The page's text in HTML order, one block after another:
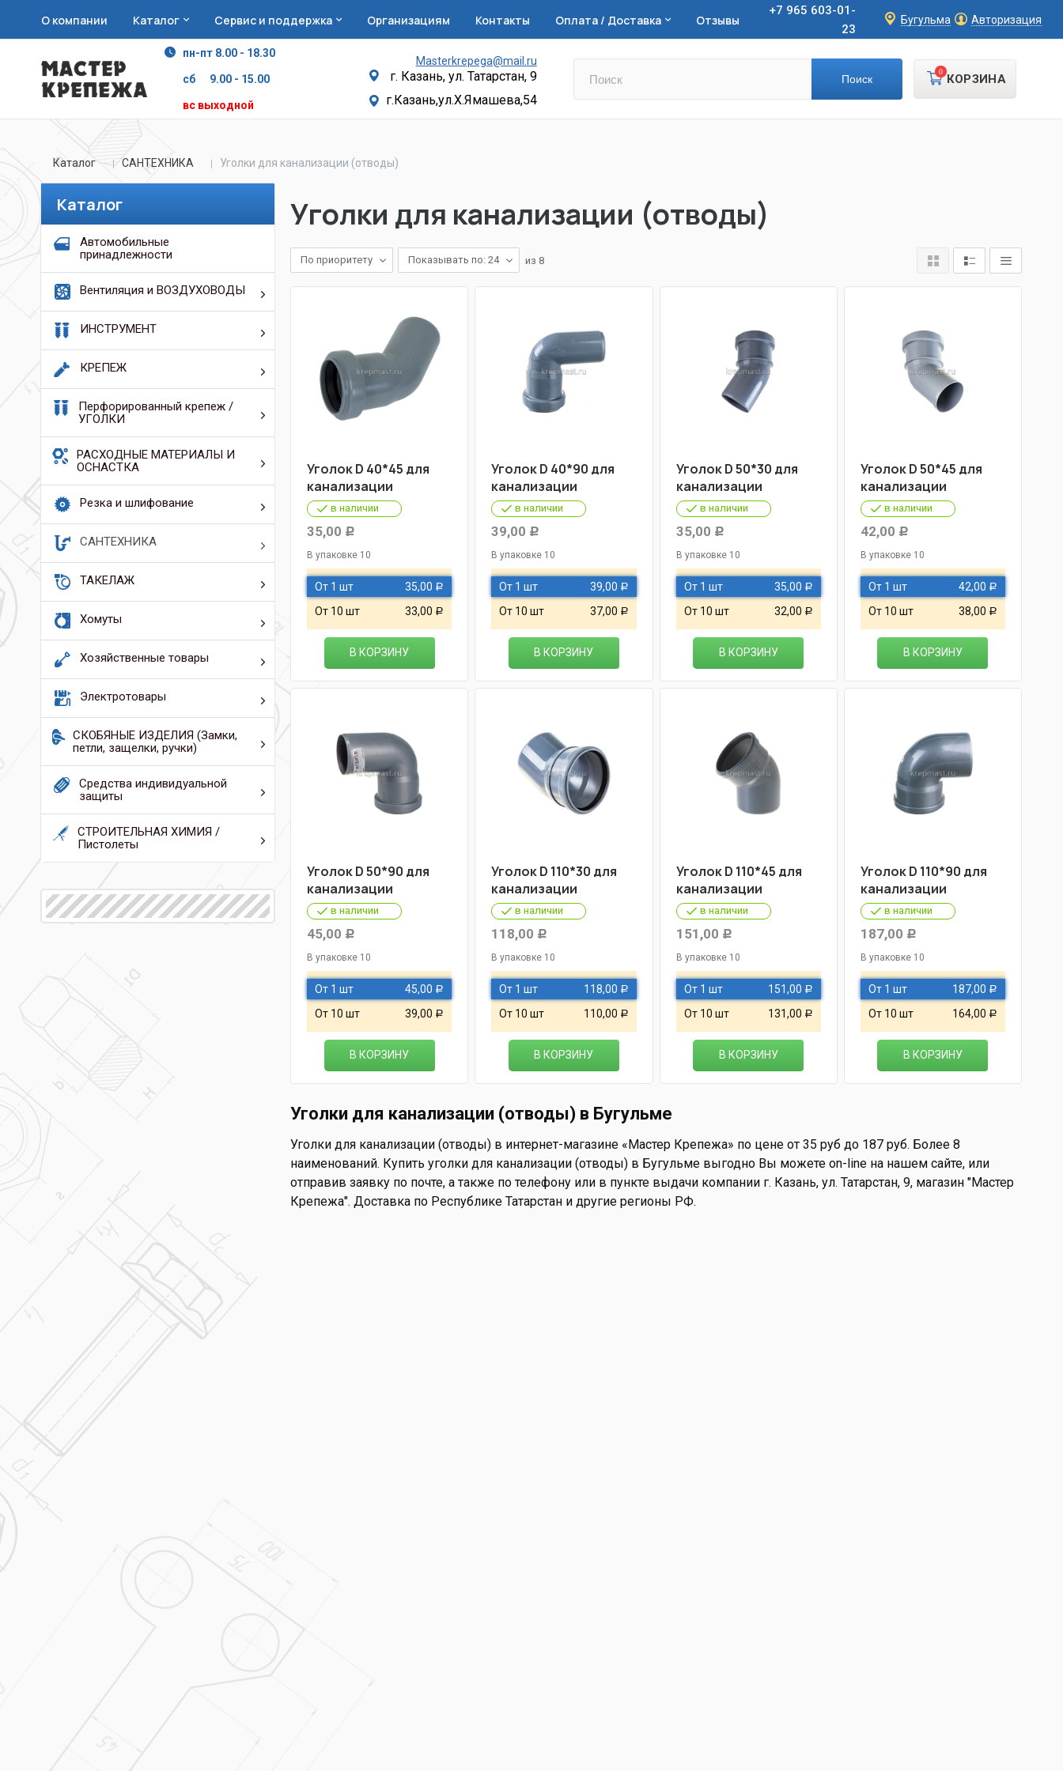
О компании Каталог Сервис и поддержка Организациям Контакты Оплата / Доставка Отзывы
+7 965 603-01-
23
Бугульма Авторизация
пн-пт 8.00 - 18.30
сб 9.00 - 15.00
вс выходной
Masterkrepega@mail.ru
г. Казань, ул. Татарстан, 9
г.Казань,ул.Х.Ямашева,54
КОРЗИНА
0
Каталог САНТЕХНИКА Уголки для канализации (отводы)
Каталог
Автомобильные
принадлежности
Вентиляция и ВОЗДУХОВОДЫ
ИНСТРУМЕНТ
КРЕПЕЖ
Перфорированный крепеж /
УГОЛКИ
РАСХОДНЫЕ МАТЕРИАЛЫ И
ОСНАСТКА
Резка и шлифование
САНТЕХНИКА
ТАКЕЛАЖ
Хомуты
Хозяйственные товары
Электротовары
СКОБЯНЫЕ ИЗДЕЛИЯ (Замки,
петли, защелки, ручки)
Средства индивидуальной
защиты
СТРОИТЕЛЬНАЯ ХИМИЯ /
Пистолеты
Уголки для канализации (отводы)
По приоритету Показывать по: 24 из 8
Уголок D 40*45 для
канализации
в наличии
35,00 Р
В упаковке 10
От 1 шт 35,00 Р
От 10 шт 33,00 Р
В КОРЗИНУ
Уголок D 40*90 для
канализации
в наличии
39,00 Р
В упаковке 10
От 1 шт 39,00 Р
От 10 шт 37,00 Р
В КОРЗИНУ
Уголок D 50*30 для
канализации
в наличии
35,00 Р
В упаковке 10
От 1 шт 35,00 Р
От 10 шт 32,00 Р
В КОРЗИНУ
Уголок D 50*45 для
канализации
в наличии
42,00 Р
В упаковке 10
От 1 шт 42,00 Р
От 10 шт 38,00 Р
В КОРЗИНУ
Уголок D 50*90 для
канализации
в наличии
45,00 Р
В упаковке 10
От 1 шт 45,00 Р
От 10 шт 39,00 Р
В КОРЗИНУ
Уголок D 110*30 для
канализации
в наличии
118,00 Р
В упаковке 10
От 1 шт 118,00 Р
От 10 шт 110,00 Р
В КОРЗИНУ
Уголок D 110*45 для
канализации
в наличии
151,00 Р
В упаковке 10
От 1 шт 151,00 Р
От 10 шт 131,00 Р
В КОРЗИНУ
Уголок D 110*90 для
канализации
в наличии
187,00 Р
В упаковке 10
От 1 шт 187,00 Р
От 10 шт 164,00 Р
В КОРЗИНУ
Уголки для канализации (отводы) в Бугульме
Уголки для канализации (отводы) в интернет-магазине «Мастер Крепежа» по цене от 35 руб до 187 руб. Более 8
наименований. Купить уголки для канализации (отводы) в Бугульме выгодно Вы можете on-line на нашем сайте, или
отправив заявку по почте, а также по телефону или в пункте выдачи компании г. Казань, ул. Татарстан, 9, магазин "Мастер
Крепежа". Доставка по Республике Татарстан и другие регионы РФ.